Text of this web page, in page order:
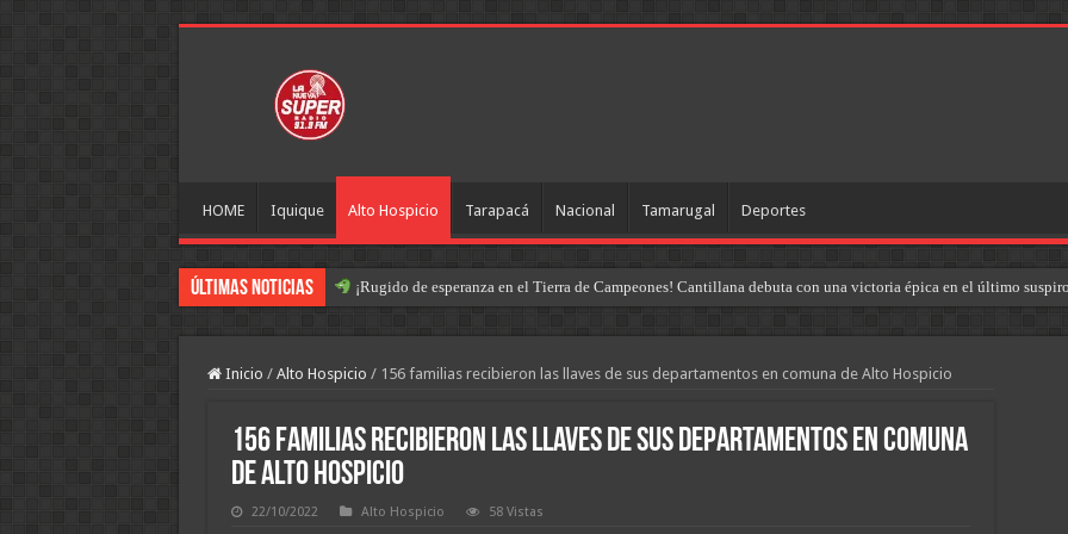
HOME Iquique Alto Hospicio Tarapacá Nacional Tamarugal Deportes
Últimas Noticias ¡Rugido de esperanza en el Tierra de Campeones! Cantillana debuta con una victoria épica en el último
Inicio / Alto Hospicio / 156 familias recibieron las llaves de sus departamentos en comuna de Alto Hospicio
156 familias recibieron las llaves de sus departamentos en comuna
de Alto Hospicio
22/10/2022 Alto Hospicio 58 Vistas